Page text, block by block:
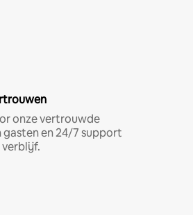
onze vertrouwde
en 24/7 support